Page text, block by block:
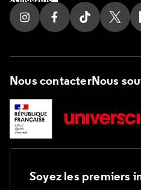
Suivez nous sur Instagram
Suivez nous sur
Suivez nous
Nous contacterNous
Soyez les premiers